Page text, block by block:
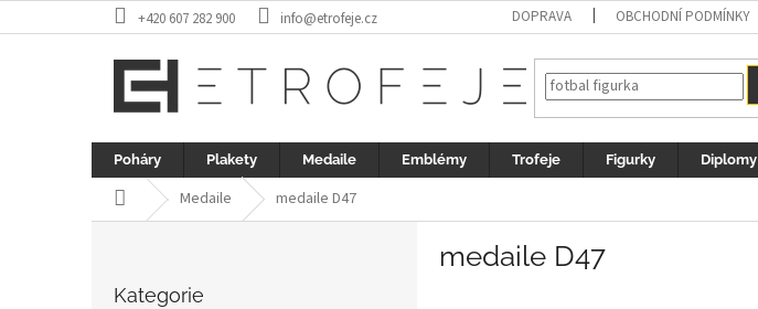
na
+420 607 282 900 info@etrofeje.cz DOPRAVA OBCHODNÍ PODMÍNKY
Poháry Plakety Medaile Emblémy Trofeje Figurky Diplomy
Domů Medaile medaile D47
kategorie
Kategorie
medaile D47